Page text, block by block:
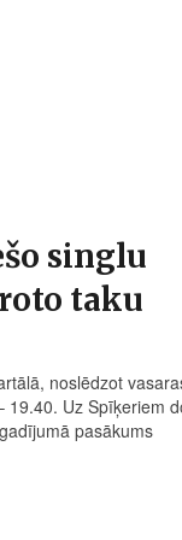
singlu
taku
noslēdzot
19.40. Uz Spīķeriem
pasākums